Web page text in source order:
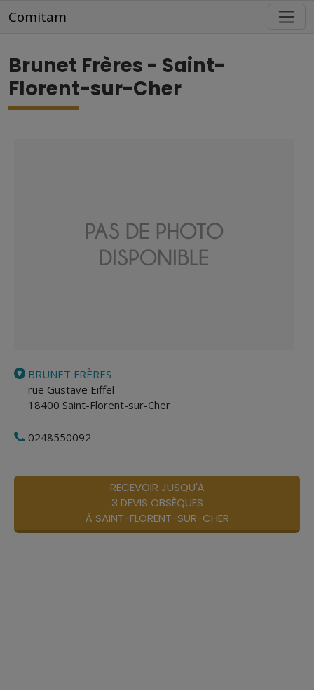
Comitam
Brunet Frères - Saint-
Florent-sur-Cher
BRUNET FRÈRES
rue Gustave Eiffel
18400 Saint-Florent-sur-Cher
0248550092
RECEVOIR JUSQU'À
3 DEVIS OBSÈQUES
À SAINT-FLORENT-SUR-CHER